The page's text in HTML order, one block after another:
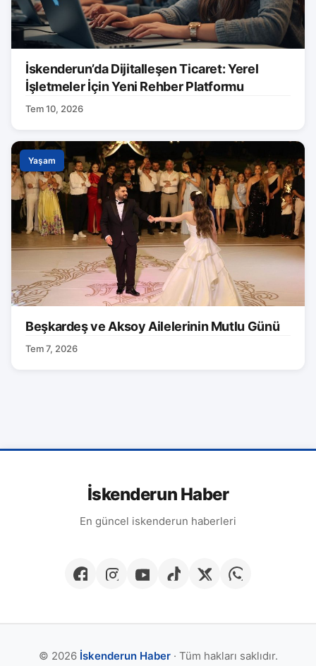
İskenderun’da Dijitalleşen Ticaret: Yerel
İşletmeler İçin Yeni Rehber Platformu
Tem 10, 2026
Yaşam
Beşkardeş ve Aksoy Ailelerinin Mutlu Günü
Tem 7, 2026
İskenderun Haber
En güncel iskenderun haberleri
© 2026 İskenderun Haber· Tüm hakları saklıdır.